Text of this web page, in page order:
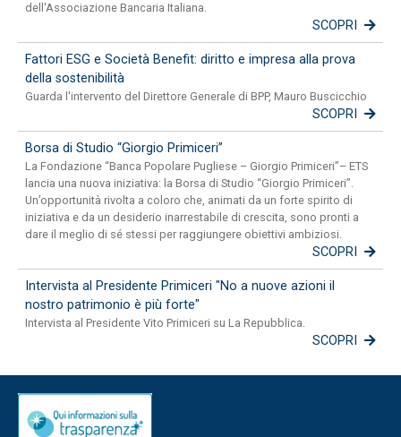
dell'Associazione Bancaria Italiana.
SCOPRI
Fattori ESG e Società Benefit: diritto e impresa alla prova
della sostenibilità
Guarda l'intervento del Direttore Generale di BPP, Mauro Buscicchio
SCOPRI
Borsa di Studio “Giorgio Primiceri”
La Fondazione “Banca Popolare Pugliese – Giorgio Primiceri”– ETS
lancia una nuova iniziativa: la Borsa di Studio “Giorgio Primiceri”.
Un’opportunità rivolta a coloro che, animati da un forte spirito di
iniziativa e da un desiderio inarrestabile di crescita, sono pronti a
dare il meglio di sé stessi per raggiungere obiettivi ambiziosi.
SCOPRI
Intervista al Presidente Primiceri "No a nuove azioni il
nostro patrimonio è più forte"
Intervista al Presidente Vito Primiceri su La Repubblica.
SCOPRI